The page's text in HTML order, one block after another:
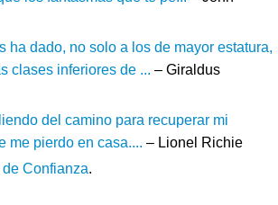
ha dado, no solo a los de mayor estatura,
clases inferiores de ... – Giraldus
del camino para recuperar mi
me pierdo en casa.... – Lionel Richie
Confianza.